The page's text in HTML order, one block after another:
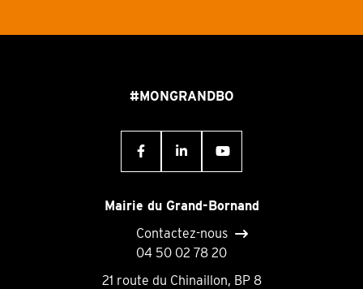
#MONGRANDBO
Mairie du Grand-Bornand
Contactez-nous
04 50 02 78 20
21 route du Chinaillon, BP 8